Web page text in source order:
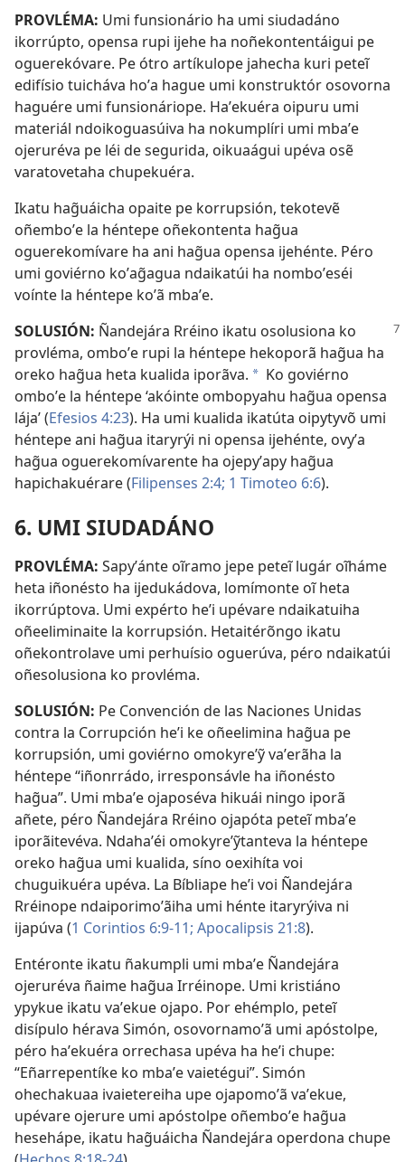
PROVLÉMA: Umi funsionário ha umi siudadáno
ikorrúpto, opensa rupi ijehe ha noñekontentáigui pe
oguerekóvare. Pe ótro artíkulope jahecha kuri peteĩ
edifísio tuicháva hoʼa hague umi konstruktór osovorna
haguére umi funsionáriope. Haʼekuéra oipuru umi
materiál ndoikoguasúiva ha nokumplíri umi mbaʼe
ojeruréva pe léi de segurida, oikuaágui upéva osẽ
varatovetaha chupekuéra.
Ikatu hag̃uáicha opaite pe korrupsión, tekotevẽ
oñemboʼe la héntepe oñekontenta hag̃ua
oguerekomívare ha ani hag̃ua opensa ijehénte. Péro
umi goviérno koʼag̃agua ndaikatúi ha nomboʼeséi
voínte la héntepe koʼã mbaʼe.
SOLUSIÓN: Ñandejára Rréino ikatu osolusiona ko
provléma, omboʼe rupi la héntepe hekoporã hag̃ua ha
oreko hag̃ua heta kualida iporãva. * Ko goviérno
omboʼe la héntepe ‘akóinte ombopyahu hag̃ua opensa
lája’ (Efesios 4:23). Ha umi kualida ikatúta oipytyvõ umi
héntepe ani hag̃ua itaryrýi ni opensa ijehénte, ovyʼa
hag̃ua oguerekomívarente ha ojepyʼapy hag̃ua
hapichakuérare (Filipenses 2:4; 1 Timoteo 6:6).
6. UMI SIUDADÁNO
PROVLÉMA: Sapyʼánte oĩramo jepe peteĩ lugár oĩháme
heta iñonésto ha ijedukádova, lomímonte oĩ heta
ikorrúptova. Umi expérto heʼi upévare ndaikatuiha
oñeeliminaite la korrupsión. Hetaitérõngo ikatu
oñekontrolave umi perhuísio oguerúva, péro ndaikatúi
oñesolusiona ko provléma.
SOLUSIÓN: Pe Convención de las Naciones Unidas
contra la Corrupción heʼi ke oñeelimina hag̃ua pe
korrupsión, umi goviérno omokyreʼỹ vaʼerãha la
héntepe “iñonrrádo, irresponsávle ha iñonésto
hag̃ua”. Umi mbaʼe ojaposéva hikuái ningo iporã
añete, péro Ñandejára Rréino ojapóta peteĩ mbaʼe
iporãitevéva. Ndahaʼéi omokyreʼỹtanteva la héntepe
oreko hag̃ua umi kualida, síno oexihíta voi
chuguikuéra upéva. La Bíbliape heʼi voi Ñandejára
Rréinope ndaiporimoʼãiha umi hénte itaryrýiva ni
ijapúva (1 Corintios 6:9-11; Apocalipsis 21:8).
Entéronte ikatu ñakumpli umi mbaʼe Ñandejára
ojeruréva ñaime hag̃ua Irréinope. Umi kristiáno
ypykue ikatu vaʼekue ojapo. Por ehémplo, peteĩ
disípulo hérava Simón, osovornamoʼã umi apóstolpe,
péro haʼekuéra orrechasa upéva ha heʼi chupe:
“Eñarrepentíke ko mbaʼe vaietégui”. Simón
ohechakuaa ivaietereiha upe ojapomoʼã vaʼekue,
upévare ojerure umi apóstolpe oñemboʼe hag̃ua
hesehápe, ikatu hag̃uáicha Ñandejára operdona chupe